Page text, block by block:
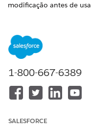
modificação antes de
identificar e
um mapa do site do
por serem
resultante fornece
360.
Para poder converter
1-800-667-6389
SALESFORCE